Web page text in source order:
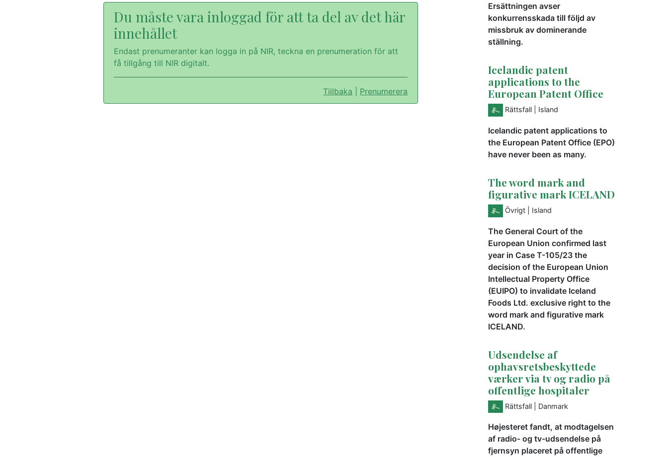
Du måste vara inloggad för att ta del av det här
innehållet
Endast prenumeranter kan logga in på NIR, teckna en prenumeration för att
få tillgång till NIR digitalt.
Tillbaka Prenumerera
Ersättningen avser
konkurrensskada till följd av
missbruk av dominerande
ställning.
Icelandic patent
applications to the
European Patent Office
Rättsfall | Island
Icelandic patent applications to
the European Patent Office (EPO)
have never been as many.
The word mark and
figurative mark ICELAND
Övrigt | Island
The General Court of the
European Union confirmed last
year in Case T-105/23 the
decision of the European Union
Intellectual Property Office
(EUIPO) to invalidate Iceland
Foods Ltd. exclusive right to the
word mark and figurative mark
ICELAND.
Udsendelse af
ophavsretsbeskyttede
værker via tv og radio på
offentlige hospitaler
Rättsfall | Danmark
Højesteret fandt, at modtagelsen
af radio- og tv-udsendelse på
fjernsyn placeret på offentlige